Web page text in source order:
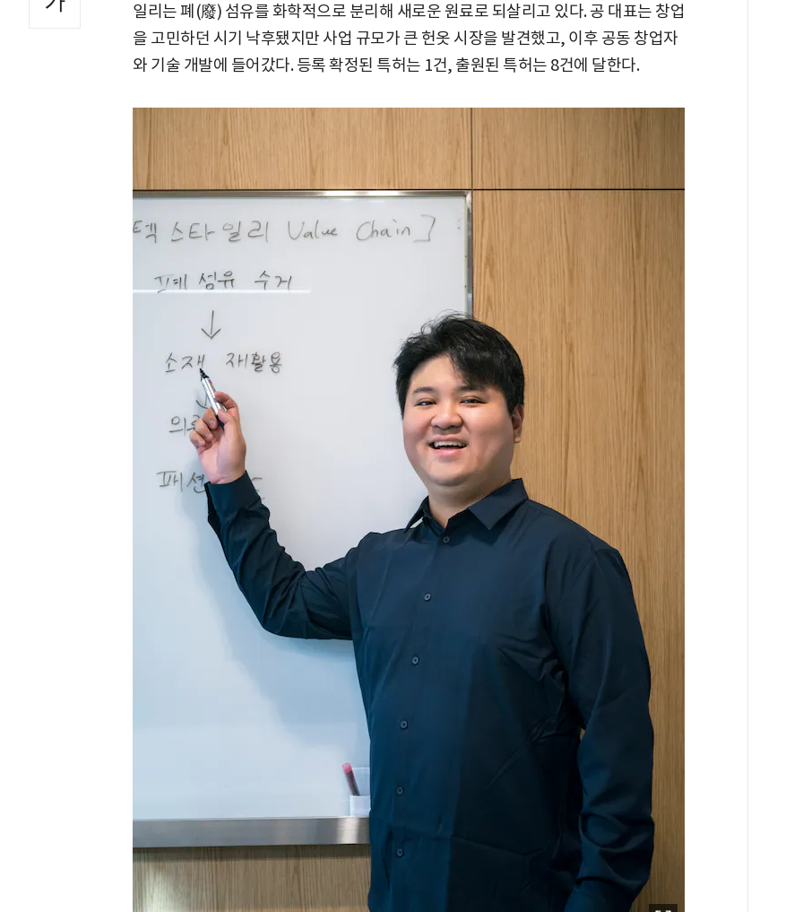
일리는 폐(廢) 섬유를 화학적으로 분리해 새로운 원료로 되살리고 있다. 공 대표는 창업
을 고민하던 시기 낙후됐지만 사업 규모가 큰 헌옷 시장을 발견했고, 이후 공동 창업자
와 기술 개발에 들어갔다. 등록 확정된 특허는 1건, 출원된 특허는 8건에 달한다.